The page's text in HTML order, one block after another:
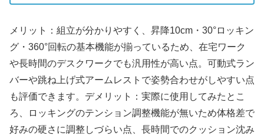
メリット：組立が分かりやすく、昇降10cm・30°ロッキン
グ・360°回転の基本機能が揃っているため、在宅ワーク
や長時間のデスクワークでも汎用性が高い点。可動式ラン
バーや跳ね上げ式アームレストで姿勢合わせがしやすい点
も評価できます。デメリット：実際に使用してみたとこ
ろ、ロッキングのテンション調整機能が無いため体格差で
好みの硬さに調整しづらい点、長時間でのクッション沈み